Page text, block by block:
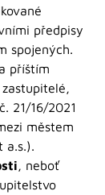
předpisy
spojených.
příštím
21/16/2021
městem
a.s.).
, neboť